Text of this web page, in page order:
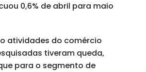
0,6% de abril para maio
atividades do comércio
tiveram queda,
para o segmento de